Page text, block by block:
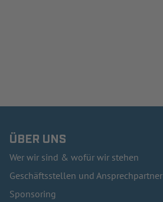
ÜBER UNS
Wer wir sind & wofür wir stehen
Geschäftsstellen und Ansprechpartner
Sponsoring